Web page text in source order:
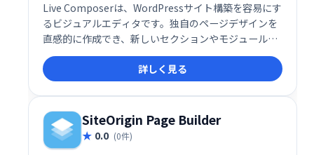
Live Composerは、WordPressサイト構築を容易にす
るビジュアルエディタです。独自のページデザインを
直感的に作成でき、新しいセクションやモジュールな
どを追加することで、簡単にウェブサイトを構築でき
ます。空白のキャンバスから始めることも、Live
Composerベースのテーマを選択することも可能で
す。クライアントワークにも最適です。
詳しく見る
SiteOrigin Page Builder
0.0 (0件)